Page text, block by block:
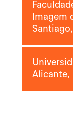
Imagem
Alicante,